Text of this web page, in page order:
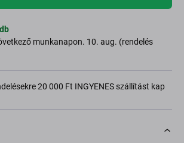
munkanapon. 10. aug. (rendelés
20 000 Ft INGYENES szállítást kap